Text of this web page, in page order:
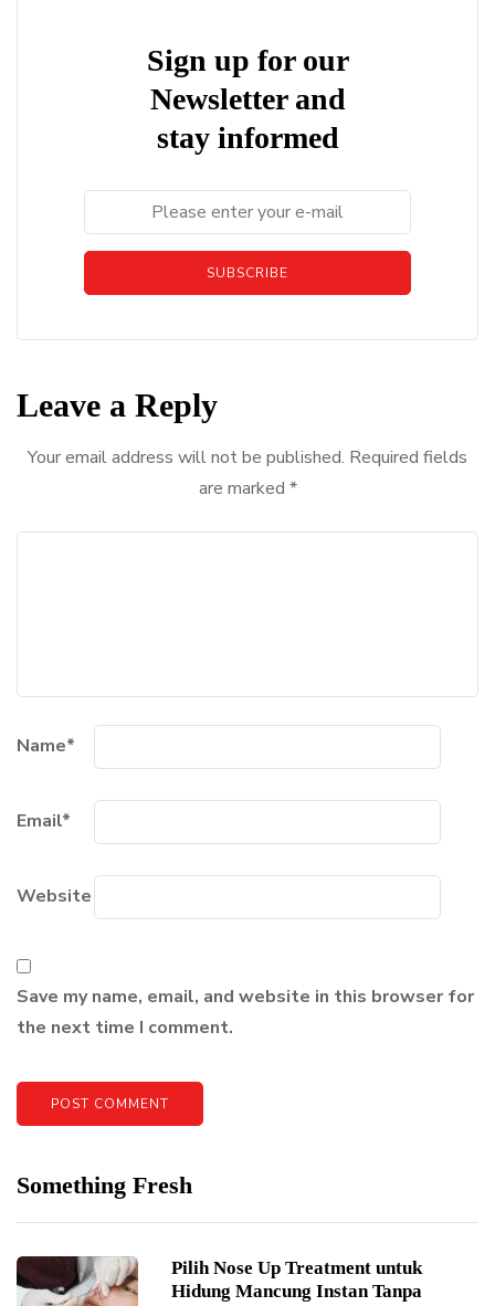
Sign up for our
Newsletter and
stay informed
SUBSCRIBE
Leave a Reply
Your email address will not be published. Required fields
are marked *
Name*
Email*
Website
Save my name, email, and website in this browser for
the next time I comment.
Something Fresh
Pilih Nose Up Treatment untuk
Hidung Mancung Instan Tanpa